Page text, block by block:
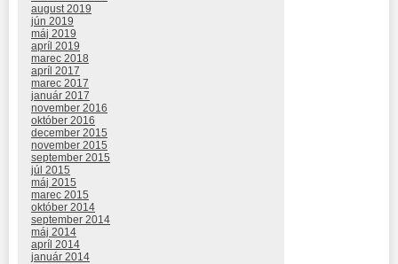
august 2019
jún 2019
máj 2019
apríl 2019
marec 2018
apríl 2017
marec 2017
január 2017
november 2016
október 2016
december 2015
november 2015
september 2015
júl 2015
máj 2015
marec 2015
október 2014
september 2014
máj 2014
apríl 2014
január 2014